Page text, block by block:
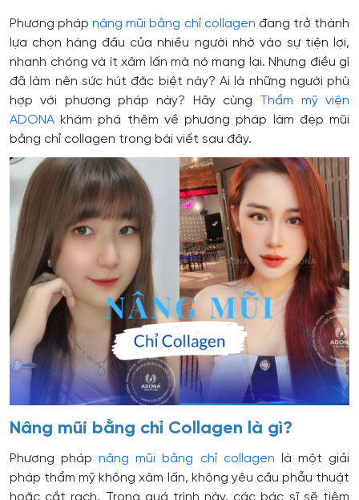
Phương phápnâng mũi bằng chỉ collagen đang trở thành
lựa chọn hàng đầu của nhiều người nhờ vào sự tiện lợi,
nhanh chóng và ít xâm lấn mà nó mang lại. Nhưng điều gì
đã làm nên sức hút đặc biệt này? Ai là những người phù
hợp với phương pháp này? Hãy cùng Thẩm mỹ viện
ADONA khám phá thêm về phương pháp làm đẹp mũi
bằng chỉ collagen trong bài viết sau đây.
Nâng mũi bằng chỉ Collagen là gì?
Phương phápnâng mũi bằng chỉ collagen là một giải
pháp thẩm mỹ không xâm lấn, không yêu cầu phẫu thuật
hoặc cắt rạch. Trong quá trình này, các bác sĩ sẽ tiêm